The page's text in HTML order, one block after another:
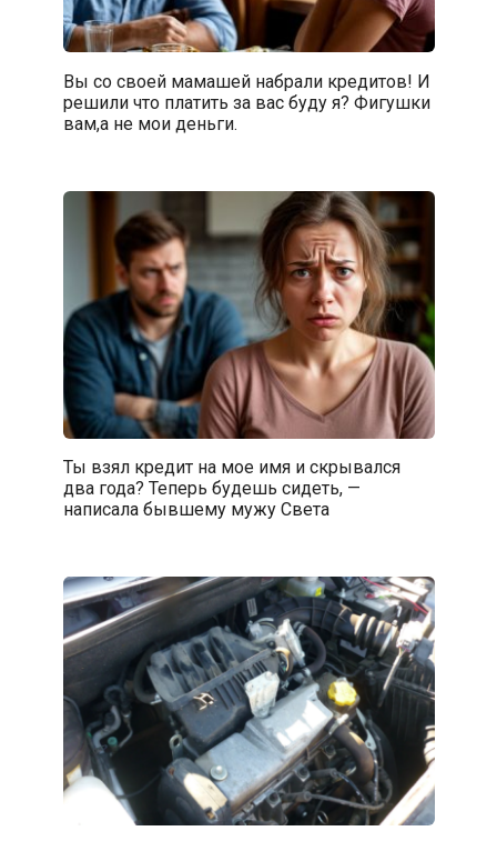
Вы со своей мамашей набрали кредитов! И
решили что платить за вас буду я? Фигушки
вам,а не мои деньги.
Ты взял кредит на мое имя и скрывался
два года? Теперь будешь сидеть, —
написала бывшему мужу Света